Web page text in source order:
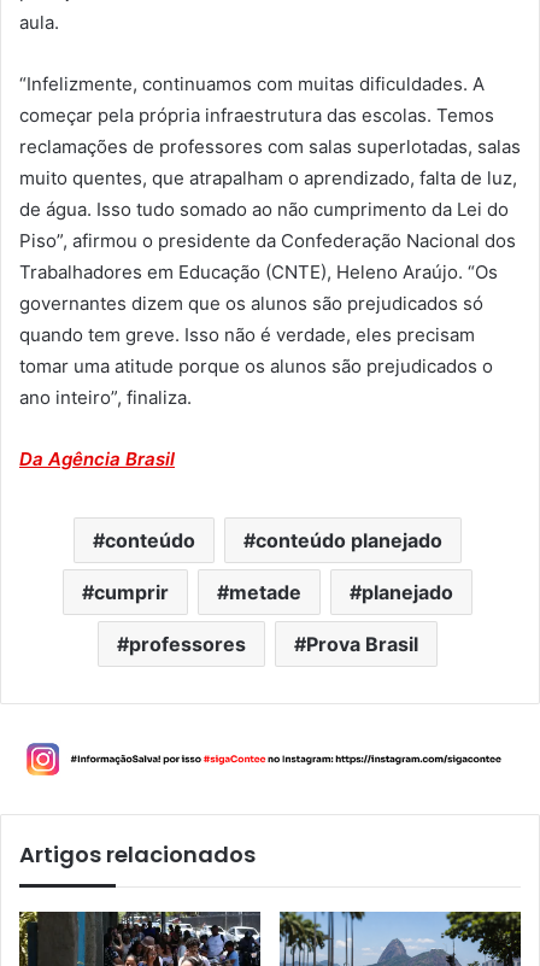
aula.
“Infelizmente, continuamos com muitas dificuldades. A
começar pela própria infraestrutura das escolas. Temos
reclamações de professores com salas superlotadas, salas
muito quentes, que atrapalham o aprendizado, falta de luz,
de água. Isso tudo somado ao não cumprimento da Lei do
Piso”, afirmou o presidente da Confederação Nacional dos
Trabalhadores em Educação (CNTE), Heleno Araújo. “Os
governantes dizem que os alunos são prejudicados só
quando tem greve. Isso não é verdade, eles precisam
tomar uma atitude porque os alunos são prejudicados o
ano inteiro”, finaliza.
Da Agência Brasil
conteúdo conteúdo planejado
cumprir metade planejado
professores Prova Brasil
Artigos relacionados